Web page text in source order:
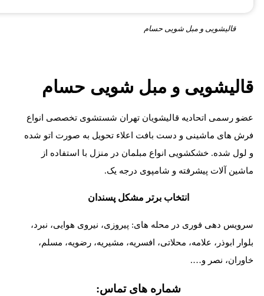
قالیشویی و مبل شویی حسام
قالیشویی و مبل شویی حسام
عضو رسمی اتحادیه قالیشویان تهران شستشوی تخصصی انواع
فرش های ماشینی و دست بافت اعلاء تحویل به صورت اتو شده
و لول شده. خشکشویی انواع مبلمان در منزل با استفاده از
ماشین آلات پیشرفته و شامپوی درجه یک.
انتخاب برتر مشکل پسندان
سرویس دهی فوری در محله های: پیروزی، نیروی هوایی، نبرد،
بلوار ابوذر، علامه، محلاتی، افسریه، مشیریه، رضویه، مسلم،
خاوران، نصر و….
شماره های تماس: